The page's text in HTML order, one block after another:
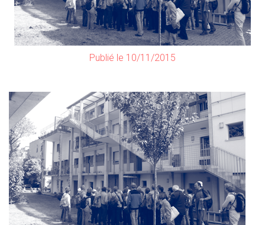
Publié le 10/11/2015